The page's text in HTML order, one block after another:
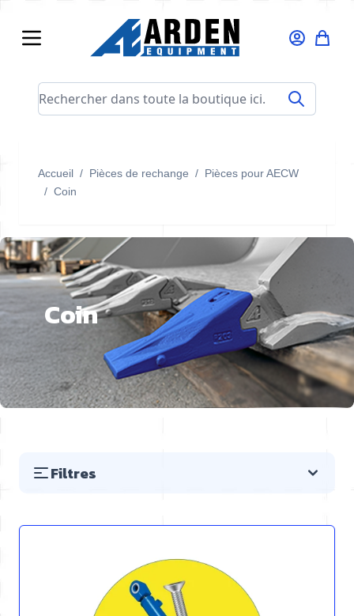
Rechercher dans toute la boutique ici...
Accueil / Pièces de rechange / Pièces pour AECW
/ Coin
Coin
Filtres